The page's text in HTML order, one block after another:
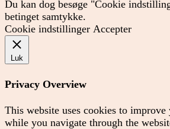
Du kan dog besøge "Cookie
betinget samtykke.
Cookie indstillinger Accepter
Luk
Privacy Overview
This website uses cookies to improve
while you navigate through the